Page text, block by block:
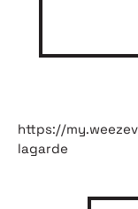
https://
lagarde